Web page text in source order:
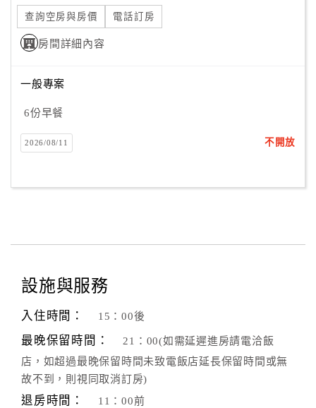
品
宣
傳
查詢空房與房價 電話訂房
房間詳細內容
一般專案
6份早餐
2026/08/11 不開放
設施與服務
入住時間： 15：00後
最晚保留時間：
21：00(如需延遲進房請電洽飯
店，如超過最晚保留時間未致電飯店延長保留時間或無
故不到，則視同取消訂房)
退房時間： 11：00前